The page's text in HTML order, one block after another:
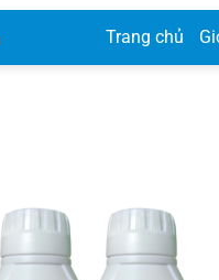
Trang chủ